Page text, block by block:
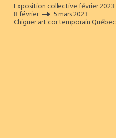
Exposition collective février 2023
8 février 5 mars 2023
Chiguer art contemporain Québec